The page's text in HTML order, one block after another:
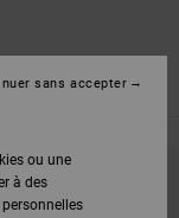
PRODUITS
ou une
à des
sans accepter